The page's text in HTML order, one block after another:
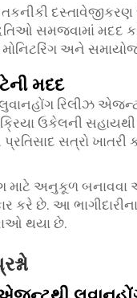
તકનીકી
સમજવામાં મદદ
મોનિટરિંગ અને
મદદ
રિલીઝ
ઉકેલની સહાયથી
પ્રતિસાદ સત્રો
અનુકૂળ બનાવવા
કરે છે. આ
થયા છે.